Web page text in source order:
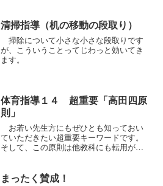
清掃指導（机の移動の段取り）
掃除について小さな小さな段取りです
が、こういうことってじわっと効いてき
ます。
体育指導１４ 超重要「高田四原
則」
お若い先生方にもぜひとも知っておい
ていただきたい超重要キーワードです。
そして、この原則は他教科にも転用が可
まったく賛成！